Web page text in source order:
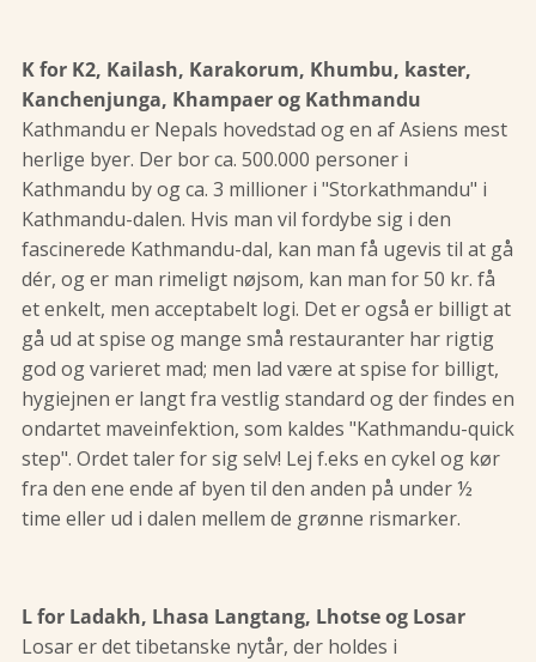
K for K2, Kailash, Karakorum, Khumbu, kaster,
Kanchenjunga, Khampaer og Kathmandu
Kathmandu er Nepals hovedstad og en af Asiens mest
herlige byer. Der bor ca. 500.000 personer i
Kathmandu by og ca. 3 millioner i "Storkathmandu" i
Kathmandu-dalen. Hvis man vil fordybe sig i den
fascinerede Kathmandu-dal, kan man få ugevis til at gå
dér, og er man rimeligt nøjsom, kan man for 50 kr. få
et enkelt, men acceptabelt logi. Det er også er billigt at
gå ud at spise og mange små restauranter har rigtig
god og varieret mad; men lad være at spise for billigt,
hygiejnen er langt fra vestlig standard og der findes en
ondartet maveinfektion, som kaldes "Kathmandu-quick
step". Ordet taler for sig selv! Lej f.eks en cykel og kør
fra den ene ende af byen til den anden på under ½
time eller ud i dalen mellem de grønne rismarker.
L for Ladakh, Lhasa Langtang, Lhotse og Losar
Losar er det tibetanske nytår, der holdes i